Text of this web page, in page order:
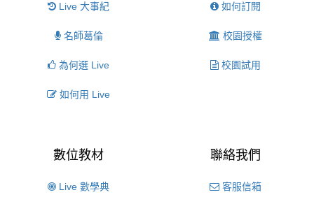
Live 大事紀
名師葛倫
為何選 Live
如何用 Live
如何訂閱
校園授權
校園試用
數位教材
Live 數學典
聯絡我們
客服信箱